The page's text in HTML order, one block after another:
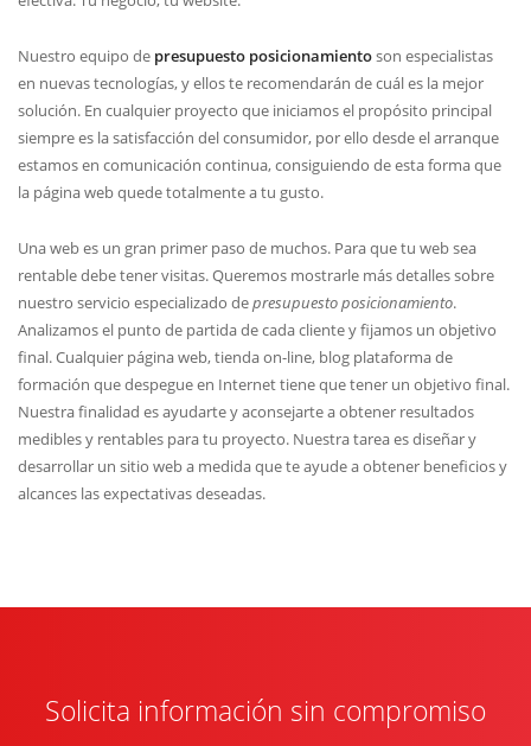
Nuestro equipo de presupuesto posicionamientoson especialistas
en nuevas tecnologí­as, y ellos te recomendarán de cuál es la mejor
solución. En cualquier proyecto que iniciamos el propósito principal
siempre es la satisfacción del consumidor, por ello desde el arranque
estamos en comunicación continua, consiguiendo de esta forma que
la página web quede totalmente a tu gusto.
Una web es un gran primer paso de muchos. Para que tu web sea
rentable debe tener visitas. Queremos mostrarle más detalles sobre
nuestro servicio especializado depresupuesto posicionamiento.
Analizamos el punto de partida de cada cliente y fijamos un objetivo
final. Cualquier página web, tienda on-line, blog plataforma de
formación que despegue en Internet tiene que tener un objetivo final.
Nuestra finalidad es ayudarte y aconsejarte a obtener resultados
medibles y rentables para tu proyecto. Nuestra tarea es diseñar y
desarrollar un sitio web a medida que te ayude a obtener beneficios y
alcances las expectativas deseadas.
Solicita información sin compromiso